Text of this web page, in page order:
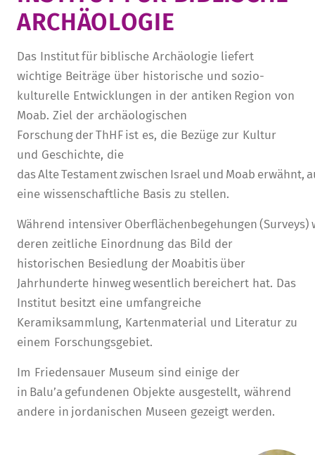
STURA
STUDIERENDENPORTAL
LADENCAFÉ
KITA
REGION UND FREIZEIT
HISTORIE
LEITUNG & MITARBEITENDE
FRIEDENSAU-MEDIA
PRESSE­INFORMATIONEN
BLOG
MEDIATHEK
KARRIERE
ARCHÄOLOGIE­
Das Institut für biblische Archäologie liefert
wichtige Beiträge über historische und sozio-
kulturelle Entwicklungen in der antiken Region von
Moab. Ziel der archäologischen
Forschung der ThHF ist es, die Bezüge zur Kultur
und Geschichte, die
das Alte Testament zwischen Israel und Moab erwähnt,
eine wissenschaftliche Basis zu stellen.
Während intensiver Oberflächenbegehungen
deren zeitliche Einordnung das Bild der
historischen Besiedlung der Moabitis über
Jahrhunderte hinweg wesentlich bereichert hat. Das
Institut besitzt eine umfangreiche
Keramiksammlung, Kartenmaterial und Literatur zu
einem Forschungsgebiet.
Im Friedensauer Museum sind einige der
in Balu’a gefundenen Objekte ausgestellt, während
andere in jordanischen Museen gezeigt werden.